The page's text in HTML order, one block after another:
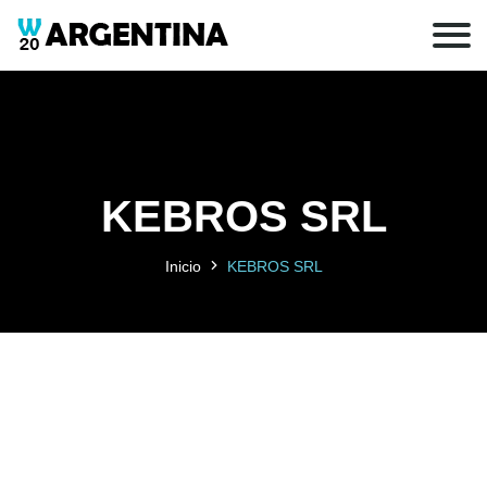
KEBROS SRL
Inicio KEBROS SRL